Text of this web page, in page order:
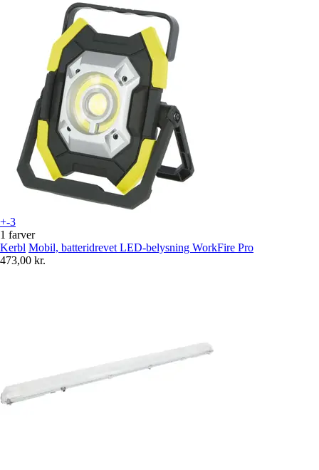
+-3
1 farver
Kerbl Mobil, batteridrevet LED-belysning WorkFire Pro
473,00 kr.